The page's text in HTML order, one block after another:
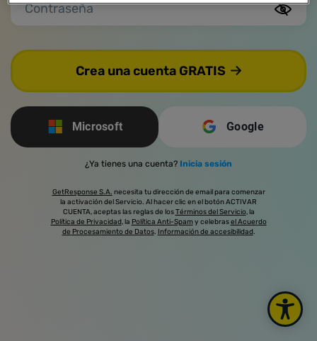
Contraseña
Crea una cuenta GRATIS
Microsoft Google
¿Ya tienes una cuenta? Inicia sesión
GetResponse S.A. necesita tu dirección de email para comenzar
la activación del Servicio. Al hacer clic en el botón ACTIVAR
CUENTA, aceptas las reglas de losTérminos del Servicio, la
Política de Privacidad, la Política Anti-Spamy celebrasel Acuerdo
de Procesamiento de Datos. Información de accesibilidad.